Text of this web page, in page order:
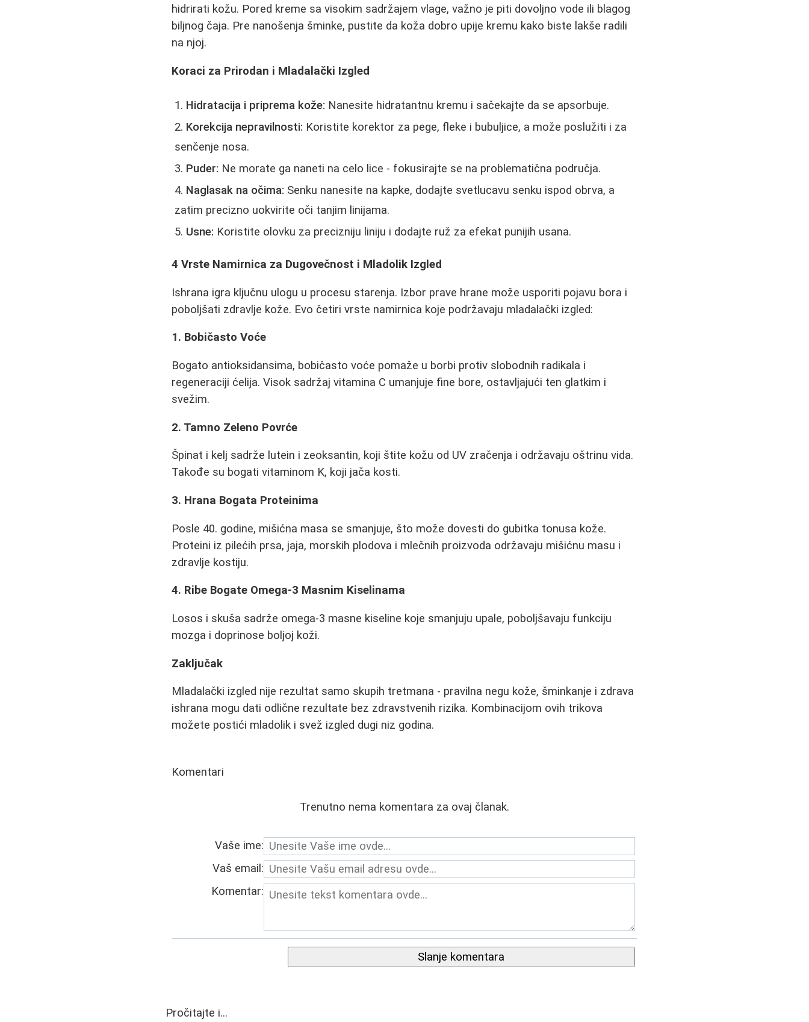
hidrirati kožu. Pored kreme sa visokim sadržajem vlage, važno je piti dovoljno vode ili blagog
biljnog čaja. Pre nanošenja šminke, pustite da koža dobro upije kremu kako biste lakše radili
na njoj.
Koraci za Prirodan i Mladalački Izgled
Hidratacija i priprema kože: Nanesite hidratantnu kremu i sačekajte da se apsorbuje.
Korekcija nepravilnosti: Koristite korektor za pege, fleke i bubuljice, a može poslužiti i za
senčenje nosa.
Puder: Ne morate ga naneti na celo lice - fokusirajte se na problematična područja.
Naglasak na očima: Senku nanesite na kapke, dodajte svetlucavu senku ispod obrva, a
zatim precizno uokvirite oči tanjim linijama.
Usne: Koristite olovku za precizniju liniju i dodajte ruž za efekat punijih usana.
4 Vrste Namirnica za Dugovečnost i Mladolik Izgled
Ishrana igra ključnu ulogu u procesu starenja. Izbor prave hrane može usporiti pojavu bora i
poboljšati zdravlje kože. Evo četiri vrste namirnica koje podržavaju mladalački izgled:
1. Bobičasto Voće
Bogato antioksidansima, bobičasto voće pomaže u borbi protiv slobodnih radikala i
regeneraciji ćelija. Visok sadržaj vitamina C umanjuje fine bore, ostavljajući ten glatkim i
svežim.
2. Tamno Zeleno Povrće
Špinat i kelj sadrže lutein i zeoksantin, koji štite kožu od UV zračenja i održavaju oštrinu vida.
Takođe su bogati vitaminom K, koji jača kosti.
3. Hrana Bogata Proteinima
Posle 40. godine, mišićna masa se smanjuje, što može dovesti do gubitka tonusa kože.
Proteini iz pilećih prsa, jaja, morskih plodova i mlečnih proizvoda održavaju mišićnu masu i
zdravlje kostiju.
4. Ribe Bogate Omega-3 Masnim Kiselinama
Losos i skuša sadrže omega-3 masne kiseline koje smanjuju upale, poboljšavaju funkciju
mozga i doprinose boljoj koži.
Zaključak
Mladalački izgled nije rezultat samo skupih tretmana - pravilna negu kože, šminkanje i zdrava
ishrana mogu dati odlične rezultate bez zdravstvenih rizika. Kombinacijom ovih trikova
možete postići mladolik i svež izgled dugi niz godina.
Komentari
Trenutno nema komentara za ovaj članak.
Vaše ime:
Vaš email:
Komentar:
Slanje komentara
Pročitajte i...